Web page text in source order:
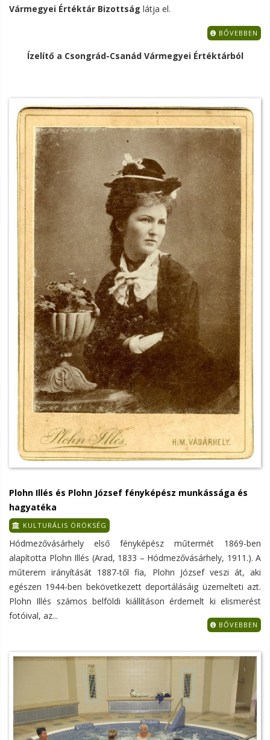
Vármegyei Értéktár Bizottság látja el.
BŐVEBBEN
Ízelítő a Csongrád-Csanád Vármegyei Értéktárból
Plohn Illés és Plohn József fényképész munkássága és
hagyatéka
KULTURÁLIS ÖRÖKSÉG
Hódmezővásárhely első fényképész műtermét 1869-ben
alapította Plohn Illés (Arad, 1833 – Hódmezővásárhely, 1911.). A
műterem irányítását 1887-től fia, Plohn József veszi át, aki
egészen 1944-ben bekövetkezett deportálásáig üzemelteti azt.
Plohn Illés számos belföldi kiállításon érdemelt ki elismerést
fotóival, az...
BŐVEBBEN